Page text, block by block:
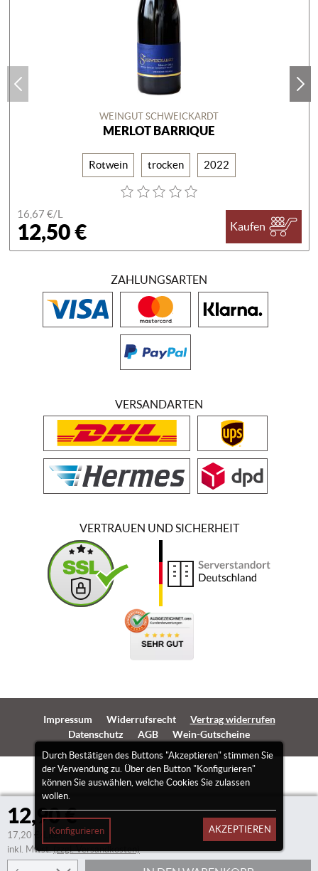
12,90 €
17,20 €/Liter
inkl. Mwst.(zzgl. Versandkosten)
WEINGUT SCHWEICKARDT
MERLOT BARRIQUE
Rotwein trocken 2022
16,67 €/L
12,50 € Kaufen
Durch Bestätigen des Buttons "Akzeptieren" stimmen Sie
der Verwendung zu. Über den Button "Konfigurieren"
können Sie auswählen, welche Cookies Sie zulassen
wollen.
Konfigurieren AKZEPTIEREN
ZAHLUNGSARTEN
VERSANDARTEN
VERTRAUEN UND SICHERHEIT
Impressum Widerrufsrecht
Vertrag widerrufen
Datenschutz
AGB Wein-Gutscheine